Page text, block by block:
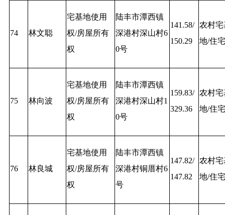
74 林文聪
宅基地使用
权/房屋所有
权
陆丰市潭西镇
深港村深山村6
0号
141.58/
150.29
农村宅
地/住宅
75 林向波
宅基地使用
权/房屋所有
权
陆丰市潭西镇
深港村深山村1
0号
159.83/
329.36
农村宅
地/住宅
76 林良城
宅基地使用
权/房屋所有
权
陆丰市潭西镇
深港村铜厝村6
号
147.82/
147.82
农村宅
地/住宅